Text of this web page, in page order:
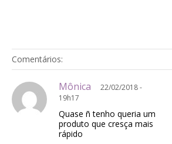
Comentários:
Mônica
22/02/2018 -
19h17
Quase ñ tenho queria um
produto que cresça mais
rápido